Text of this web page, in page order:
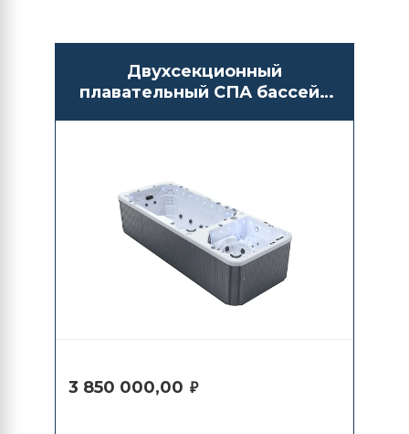
Двухсекционный
плавательный СПА бассейн
3 850 000,00 ₽